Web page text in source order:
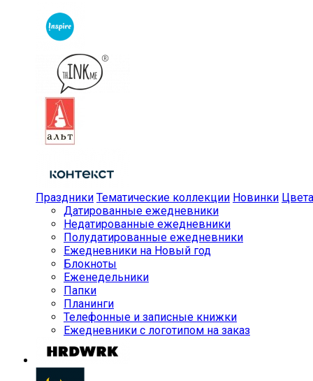
Праздники Тематические коллекции Новинки Цвета
Датированные ежедневники
Недатированные ежедневники
Полудатированные ежедневники
Ежедневники на Новый год
Блокноты
Еженедельники
Папки
Планинги
Телефонные и записные книжки
Ежедневники с логотипом на заказ